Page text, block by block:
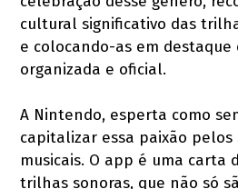
cultural significativo das
e colocando-as em destaque
organizada e oficial.
A Nintendo, esperta como
capitalizar essa paixão pelos
musicais. O app é uma carta
trilhas sonoras, que não só